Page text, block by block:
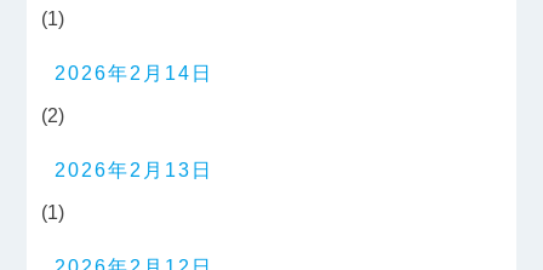
(1)
2026年2月14日
(2)
2026年2月13日
(1)